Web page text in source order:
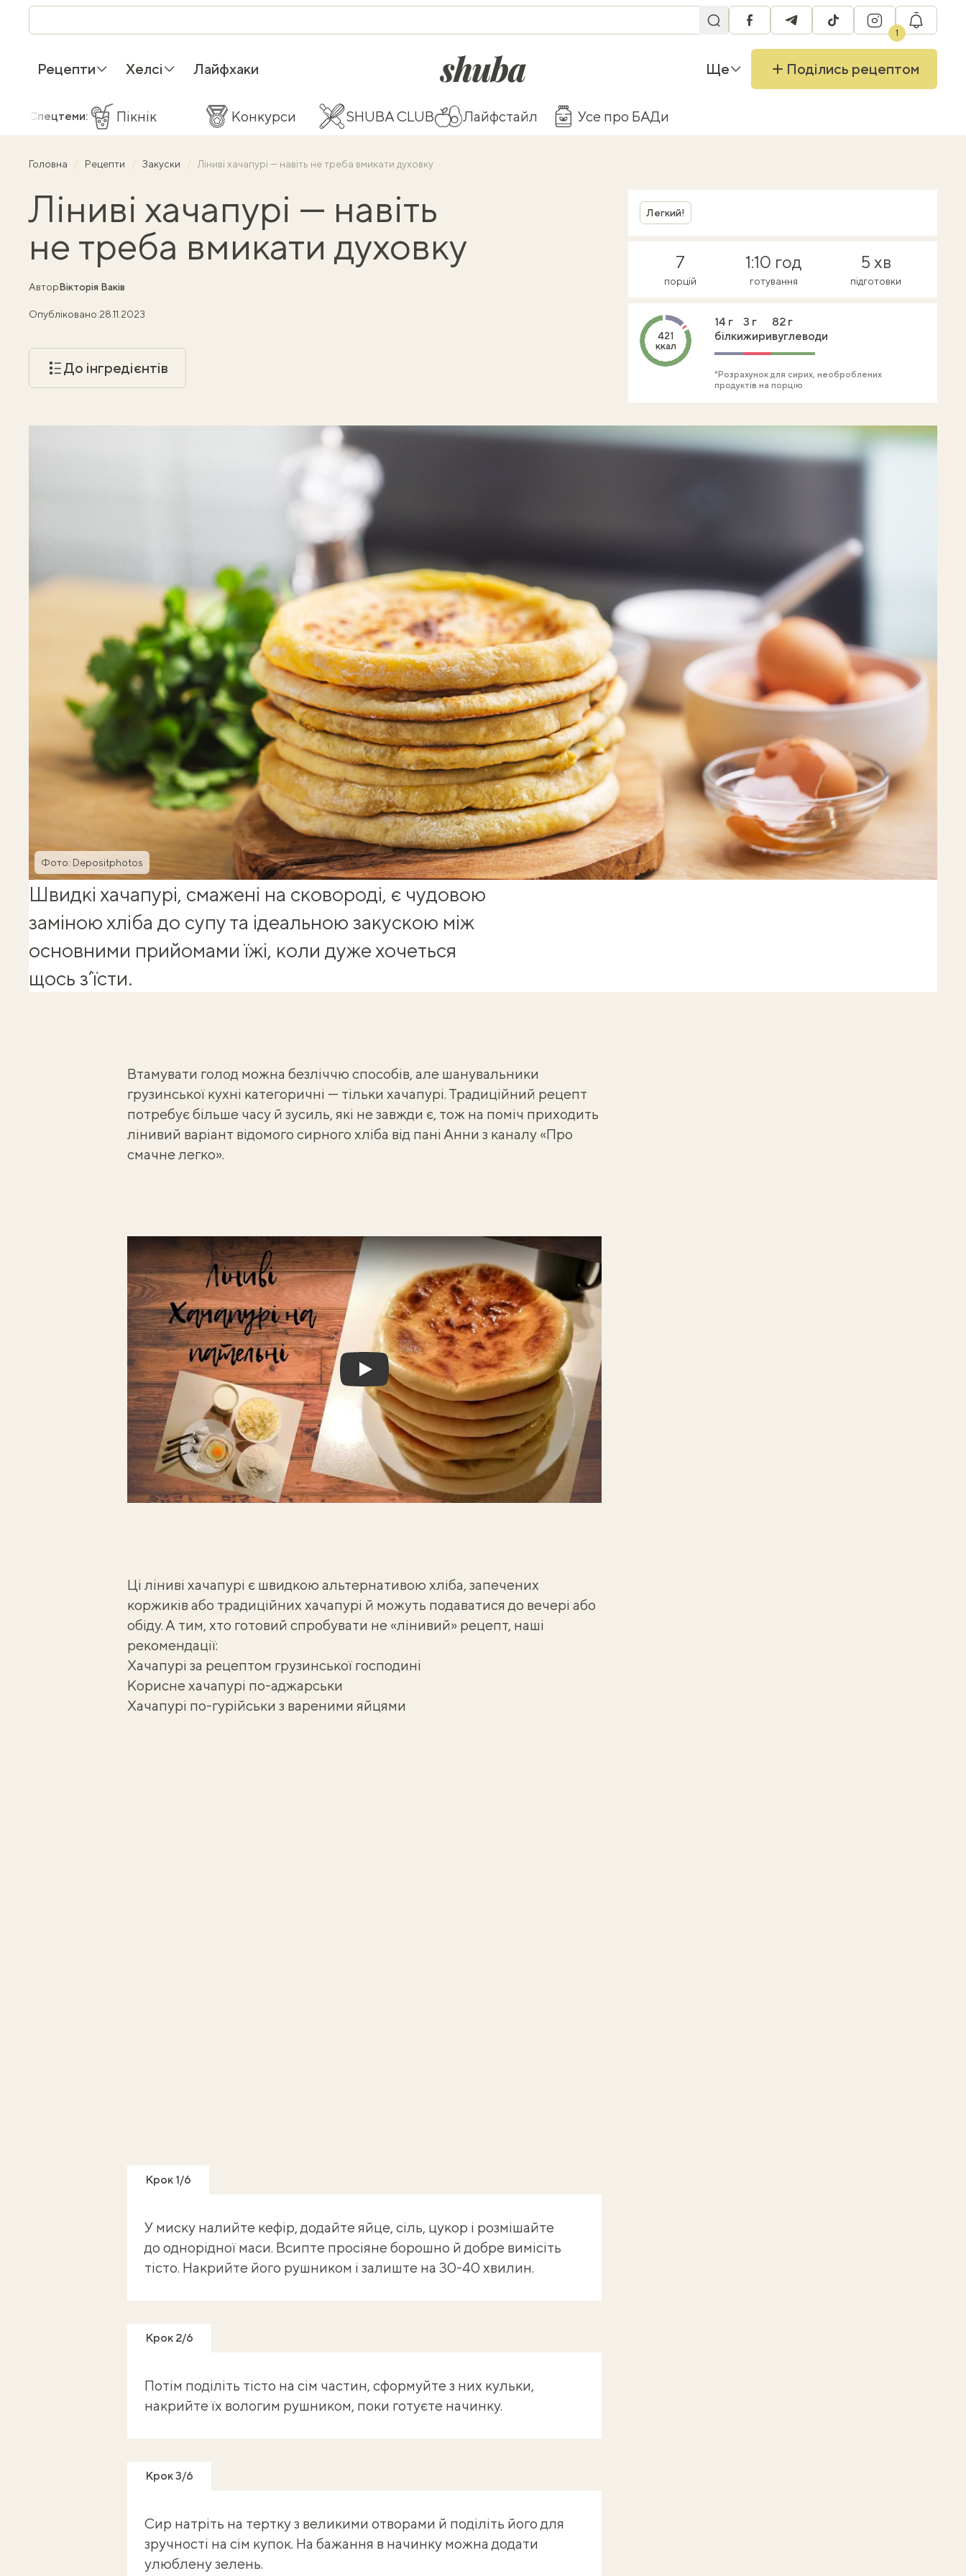
facebooktelegramtiktok instagram
1
Рецепти Хелсі Лайфхаки shuba.life Ще Поділись рецептом
Спецтеми: Пікнік Конкурси SHUBA CLUB Лайфстайл Усе про БАДи
Головна Рецепти Закуски Ліниві хачапурі — навіть не треба вмикати духовку
Ліниві хачапурі — навіть
не треба вмикати духовку
АвторВікторія Ваків
Опубліковано:28.11.2023
До інгредієнтів
Фото: Depositphotos
Легкий!
7
порцій
1:10 год
готування
5 хв
підготовки
421
ккал
14 г
білки
3 г
жири
82 г
вуглеводи
*Розрахунок для сирих, необроблених
продуктів на порцію
Швидкі хачапурі, смажені на сковороді, є чудовою
заміною хліба до супу та ідеальною закускою між
основними прийомами їжі, коли дуже хочеться
щось з’їсти.
Втамувати голод можна безліччю способів, але шанувальники
грузинської кухні категоричні — тільки хачапурі. Традиційний рецепт
потребує більше часу й зусиль, які не завжди є, тож на поміч приходить
лінивий варіант відомого сирного хліба від пані Анни з каналу «Про
смачне легко».
Play
Ці ліниві хачапурі є швидкою альтернативою хліба, запечених
коржиків або традиційних хачапурі й можуть подаватися до вечері або
обіду. А тим, хто готовий спробувати не «лінивий» рецепт, наші
рекомендації:
Хачапурі за рецептом грузинської господині
Корисне хачапурі по-аджарськи
Хачапурі по-гурійськи з вареними яйцями
Крок 1/6
У миску налийте кефір, додайте яйце, сіль, цукор і розмішайте
до однорідної маси. Всипте просіяне борошно й добре вимісіть
тісто. Накрийте його рушником і залиште на 30-40 хвилин.
Крок 2/6
Потім поділіть тісто на сім частин, сформуйте з них кульки,
накрийте їх вологим рушником, поки готуєте начинку.
Крок 3/6
Сир натріть на тертку з великими отворами й поділіть його для
зручності на сім купок. На бажання в начинку можна додати
улюблену зелень.